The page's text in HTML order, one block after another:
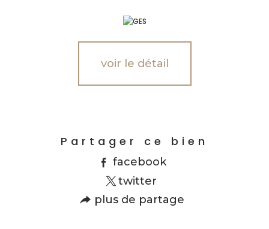
voir le détail
Partager ce bien
facebook
twitter
plus de partage